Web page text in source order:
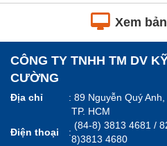
Xem
CÔNG TY TNHH TM DV
CƯỜNG
Địa chỉ : 89 Nguyễn Quý
TP. HCM
Điện thoại
:
(84-8) 3813
8)3813 4680